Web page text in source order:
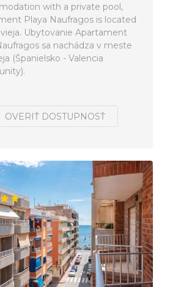
with a private pool,
Playa Naufragos is located
Ubytovanie Apartament
sa nachádza v meste
(Španielsko - Valencia
OVERIŤ DOSTUPNOSŤ